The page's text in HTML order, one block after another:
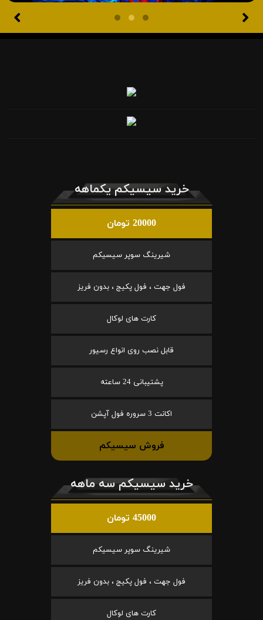
خرید سیسیکم یکماهه
20000 تومان
شیرینگ سوپر سیسیکم
فول جهت ، فول پکیج ، بدون فریز
کارت های لوکال
قابل نصب روی انواع رسیور
پشتیبانی 24 ساعته
اکانت 3 سروره فول آپشن
فروش سیسیکم
خرید سیسیکم سه ماهه
45000 تومان
شیرینگ سوپر سیسیکم
فول جهت ، فول پکیج ، بدون فریز
کارت های لوکال